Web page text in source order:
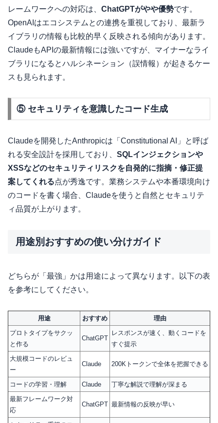
レームワークへの対応は、 ChatGPTがやや優勢です。
OpenAIはエコシステムとの連携を重視しており、最新ラ
イブラリの情報も比較的早く反映される傾向があります。
ClaudeもAPIの最新情報には強いですが、マイナーなライ
ブラリになるとハルシネーション（誤情報）が起きるケー
スも見られます。
⑤ セキュリティを意識したコード生成
Claudeを開発したAnthropicは「Constitutional AI」と呼ば
れる安全設計を採用しており、 SQLインジェクションや
XSSなどのセキュリティリスクを自発的に指摘・修正提
案してくれる点が秀逸です。業務システムや本番環境向け
のコードを書く場合、Claudeを使うと自然とセキュリテ
ィ品質が上がります。
用途別おすすめの使い分けガイド
どちらが「最強」かは用途によって異なります。以下の表
を参考にしてください。
用途 おすすめ
理由
プロトタイプをサクッ
と作る
ChatGPT
レスポンスが速く、動くコードを
すぐ提示
大規模コードのレビュ
ー
Claude 200Kトークンで全体を把握できる
コードの学習・理解 Claude
丁寧な解説で理解が深まる
最新フレームワーク対
応
ChatGPT 最新情報の反映が早い